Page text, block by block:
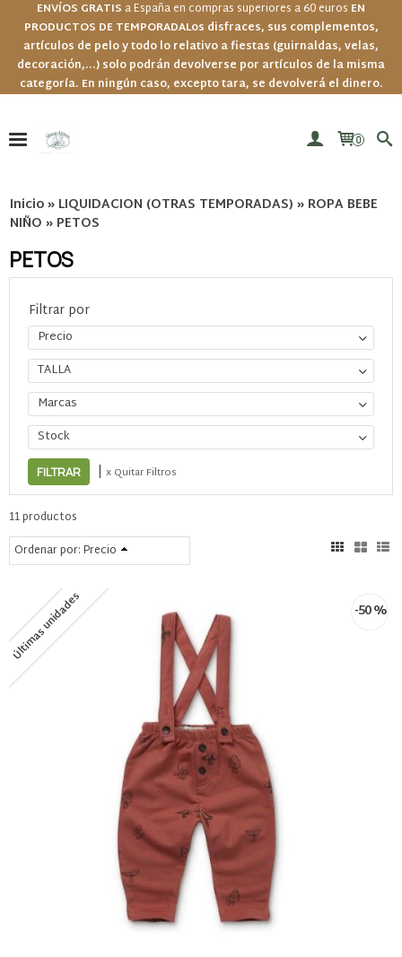
ENVÍOS GRATIS a España en compras superiores a 60 euros EN
PRODUCTOS DE TEMPORADALos disfraces, sus complementos,
artículos de pelo y todo lo relativo a fiestas (guirnaldas, velas,
decoración,...) solo podrán devolverse por artículos de la misma
categoría. En ningún caso, excepto tara, se devolverá el dinero.
0
Inicio» LIQUIDACION (OTRAS TEMPORADAS) » ROPA BEBE
NIÑO » PETOS
PETOS
Filtrar por
Precio
TALLA
Marcas
Stock
| x Quitar Filtros
11 productos
Ordenar por:Precio
Últimas unidades -50 %